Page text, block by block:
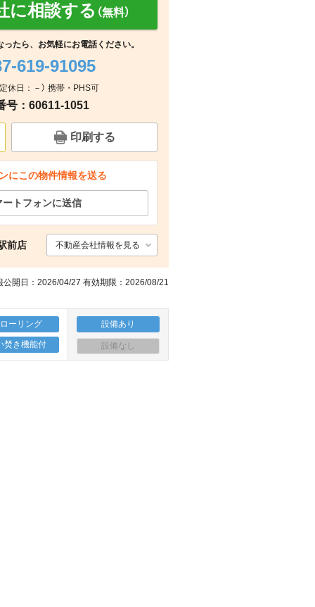
の他 その他
に相談する （無料）
たら、お気軽にお電話ください。
619-91095
休日：－） 携帯・PHS可
号：60611-1051
印刷する
にこの物件情報を送る
トフォンに送信
前店 不動産会社情報を見る
公開日：2026/04/27 有効期限：2026/08/21
ーリング
焚き機能付
設備あり
設備なし